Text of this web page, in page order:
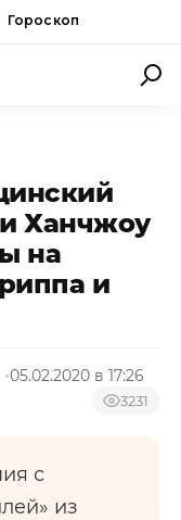
Гороскоп
Ханчжоу
на
и
05.02.2020 в 17:26
3231
с
из